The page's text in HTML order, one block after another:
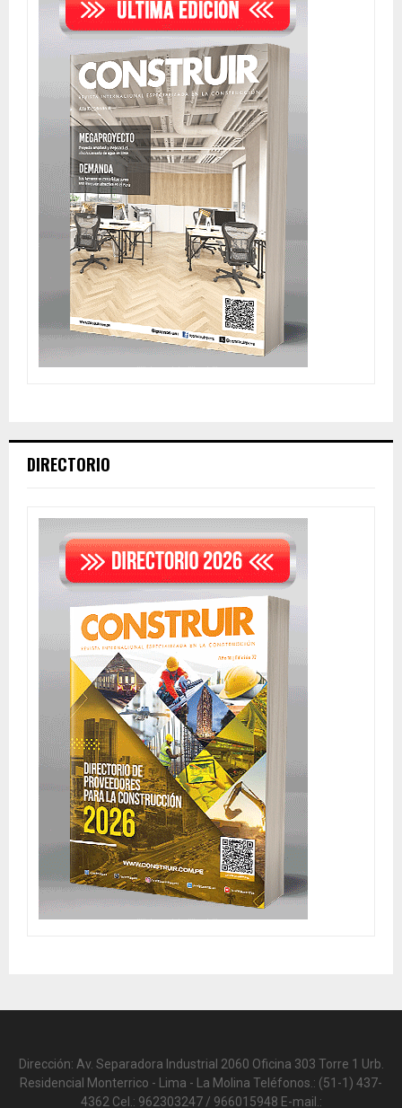
DIRECTORIO
Dirección: Av. Separadora Industrial 2060 Oficina 303 Torre 1 Urb.
Residencial Monterrico - Lima - La Molina Teléfonos.: (51-1) 437-
4362 Cel.: 962303247 / 966015948 E-mail.: